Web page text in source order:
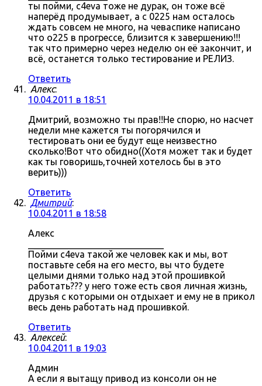
ты пойми, c4eva тоже не дурак, он тоже всё
наперёд продумывает, а с 0225 нам осталось
ждать совсем не много, на чеваспике написано
что о225 в прогрессе, близится к завершению!!!
так что примерно через неделю он её закончит, и
всё, останется только тестирование и РЕЛИЗ.
Ответить
Алекс:
10.04.2011 в 18:51
Дмитрий, возможно ты прав!!Не спорю, но насчет
недели мне кажется ты погорячился и
тестировать они ее будут еще неизвестно
сколько!Вот что обидно((Хотя может так и будет
как ты говоришь,точней хотелось бы в это
верить)))
Ответить
Дмитрий:
10.04.2011 в 18:58
Алекс
Пойми c4eva такой же человек как и мы, вот
поставьте себя на его место, вы что будете
целыми днями только над этой прошивкой
работать??? у него тоже есть своя личная жизнь,
друзья с которыми он отдыхает и ему не в прикол
весь день работать над прошивкой.
Ответить
Алексей:
10.04.2011 в 19:03
Админ
А если я вытащу привод из консоли он не